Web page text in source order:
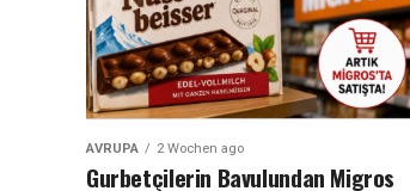
AVRUPA 2 Wochen ago
Gurbetçilerin Bavulundan Migros